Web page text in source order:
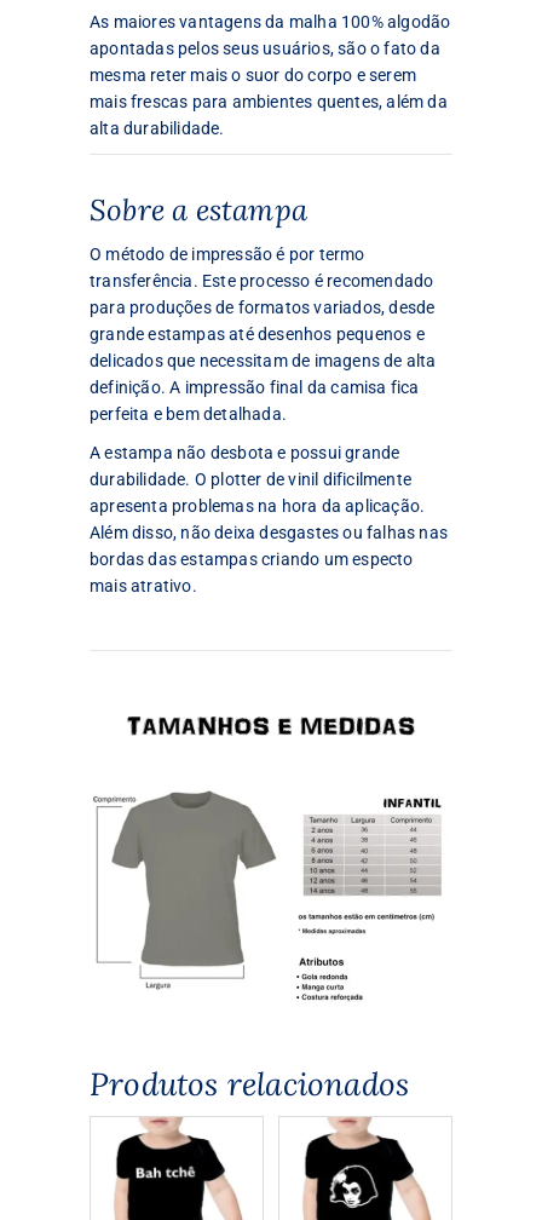
As maiores vantagens da malha 100% algodão
apontadas pelos seus usuários, são o fato da
mesma reter mais o suor do corpo e serem
mais frescas para ambientes quentes, além da
alta durabilidade.
Sobre a estampa
O método de impressão é por termo
transferência. Este processo é recomendado
para produções de formatos variados, desde
grande estampas até desenhos pequenos e
delicados que necessitam de imagens de alta
definição. A impressão final da camisa fica
perfeita e bem detalhada.
A estampa não desbota e possui grande
durabilidade. O plotter de vinil dificilmente
apresenta problemas na hora da aplicação.
Além disso, não deixa desgastes ou falhas nas
bordas das estampas criando um especto
mais atrativo.
Produtos relacionados